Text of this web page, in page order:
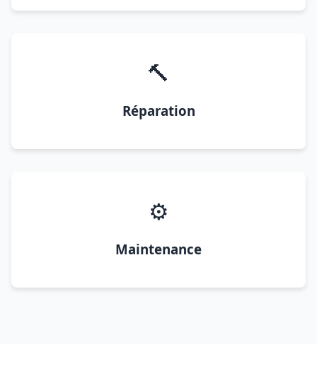
🔨
Réparation
⚙️
Maintenance